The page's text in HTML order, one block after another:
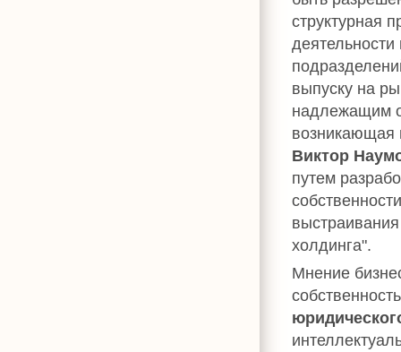
структурная
выпуску на
надлежащим
возникающая
Виктор
путем
холдинга".
Мнение